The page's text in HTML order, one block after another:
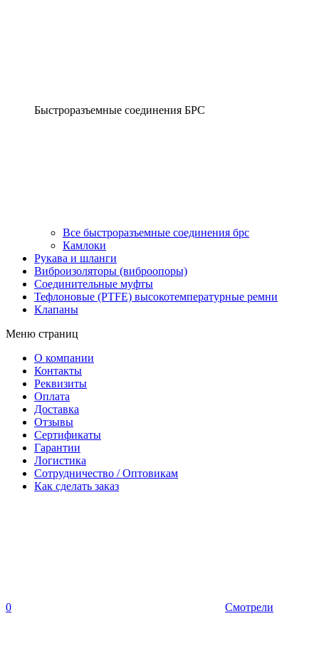
Быстроразъемные соединения БРС
Все быстроразъемные соединения брс
Камлоки
Рукава и шланги
Виброизоляторы (виброопоры)
Соединительные муфты
Тефлоновые (PTFE) высокотемпературные ремни
Клапаны
Меню страниц
О компании
Контакты
Реквизиты
Оплата
Доставка
Отзывы
Сертификаты
Гарантии
Логистика
Сотрудничество / Оптовикам
Как сделать заказ
0 Смотрели